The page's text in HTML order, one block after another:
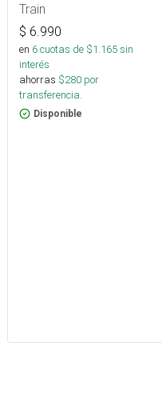
Train
$ 6.990
en 6cuotas de $1.165sin
interés
ahorras $280 por
transferencia.
Disponible